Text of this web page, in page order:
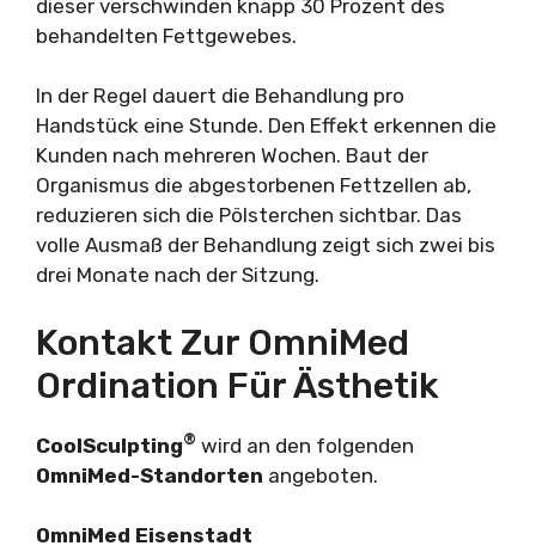
dieser verschwinden knapp 30 Prozent des
behandelten Fettgewebes.
In der Regel dauert die Behandlung pro
Handstück eine Stunde. Den Effekt erkennen die
Kunden nach mehreren Wochen. Baut der
Organismus die abgestorbenen Fettzellen ab,
reduzieren sich die Pölsterchen sichtbar. Das
volle Ausmaß der Behandlung zeigt sich zwei bis
drei Monate nach der Sitzung.
Kontakt Zur OmniMed
Ordination Für Ästhetik
CoolSculpting® wird an den folgenden
OmniMed-Standorten angeboten.
OmniMed Eisenstadt